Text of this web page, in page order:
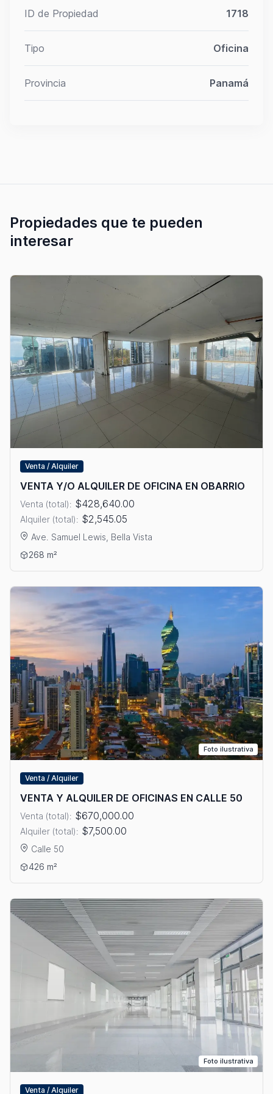
ID de Propiedad 1718
Tipo Oficina
Provincia Panamá
Propiedades que te pueden
interesar
Venta / Alquiler
VENTA Y/O ALQUILER DE OFICINA EN OBARRIO
Venta (total): $428,640.00
Alquiler (total): $2,545.05
Ave. Samuel Lewis, Bella Vista
Ver detalles: VENTA Y/O ALQUILER DE OFICINA EN OBARRIO
268 m²
Foto ilustrativa
Venta / Alquiler
VENTA Y ALQUILER DE OFICINAS EN CALLE 50
Venta (total): $670,000.00
Alquiler (total): $7,500.00
Calle 50
Ver detalles: VENTA Y ALQUILER DE OFICINAS EN CALLE 50
426 m²
Foto ilustrativa
Venta / Alquiler